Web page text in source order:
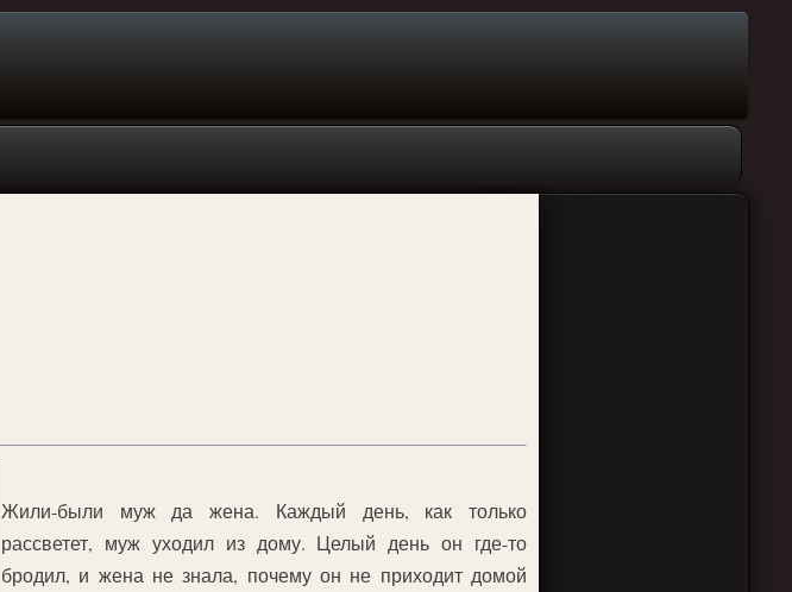
Жили-были муж да жена. Каждый день, как только
рассветет, муж уходил из дому. Целый день он где-то
бродил, и жена не знала, почему он не приходит домой